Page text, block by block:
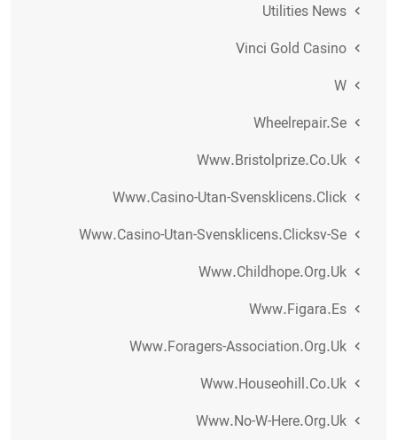
Utilities News
Vinci Gold Casino
W
Wheelrepair.se
Www.bristolprize.co.uk
Www.casino-Utan-Svensklicens.click
Www.casino-Utan-Svensklicens.clicksv-Se
Www.childhope.org.uk
Www.figara.es
Www.foragers-Association.org.uk
Www.houseohill.co.uk
Www.no-W-Here.org.uk